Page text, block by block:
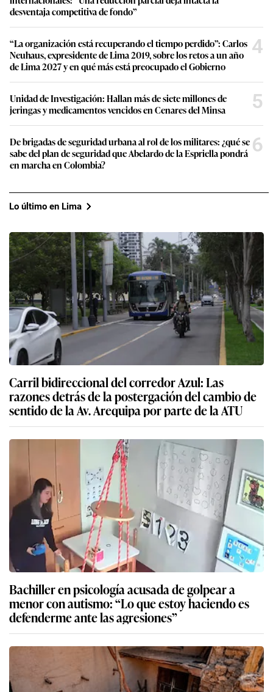
desventaja competitiva de fondo”
“La organización está recuperando el tiempo perdido”: Carlos
Neuhaus, expresidente de Lima 2019, sobre los retos a un año
de Lima 2027 y en qué más está preocupado el Gobierno
4
Unidad de Investigación: Hallan más de siete millones de
jeringas y medicamentos vencidos en Cenares del Minsa
5
De brigadas de seguridad urbana al rol de los militares: ¿qué se
sabe del plan de seguridad que Abelardo de la Espriella pondrá
en marcha en Colombia?
6
Lo último en Lima
Carril bidireccional del corredor Azul: Las
razones detrás de la postergación del cambio de
sentido de la Av. Arequipa por parte de la ATU
Bachiller en psicología acusada de golpear a
menor con autismo: “Lo que estoy haciendo es
defenderme ante las agresiones”